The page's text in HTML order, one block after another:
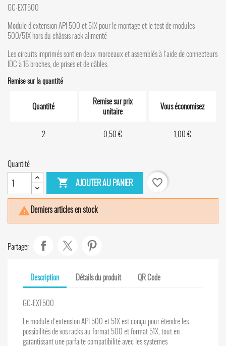
GC-EXT500
Module d'extension API 500 et 51X pour le montage et le test de modules
500/51X hors du châssis rack alimenté
Les circuits imprimés sont en deux morceaux et assemblés à l'aide de connecteurs
IDC à 16 broches, de prises et de câbles.
Remise sur la quantité
Quantité
Remise sur prix
unitaire
Vous économisez
2 0,50 € 1,00 €
Quantité
 AJOUTER AU PANIER favorite_border
Derniers articles en stock
Partager
Description Détails du produit QR Code
GC-EXT500
Le module d’extension API 500 et 51X est conçu pour étendre les
possibilités de vos racks au format 500 et format 51X, tout en
garantissant une parfaite compatibilité avec les systèmes